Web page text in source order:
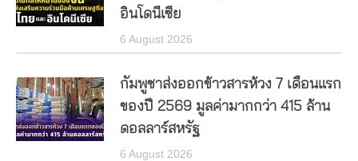
อินโดนีเซีย
6 August 2026
กัมพูชาส่งออกข้าวสารห้วง 7 เดือนแรก
ของปี 2569 มูลค่ามากกว่า 415 ล้าน
ดอลลาร์สหรัฐ
6 August 2026